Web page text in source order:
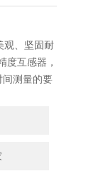
观、坚固耐
度互感器，
间测量的要